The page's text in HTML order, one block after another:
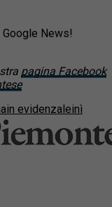
News!
pagina Facebook
in evidenza leinì